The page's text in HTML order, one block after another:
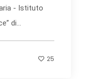
- Istituto
di...
25